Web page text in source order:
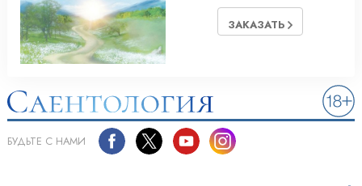
ЗАКАЗАТЬ
БУДЬТЕ С НАМИ